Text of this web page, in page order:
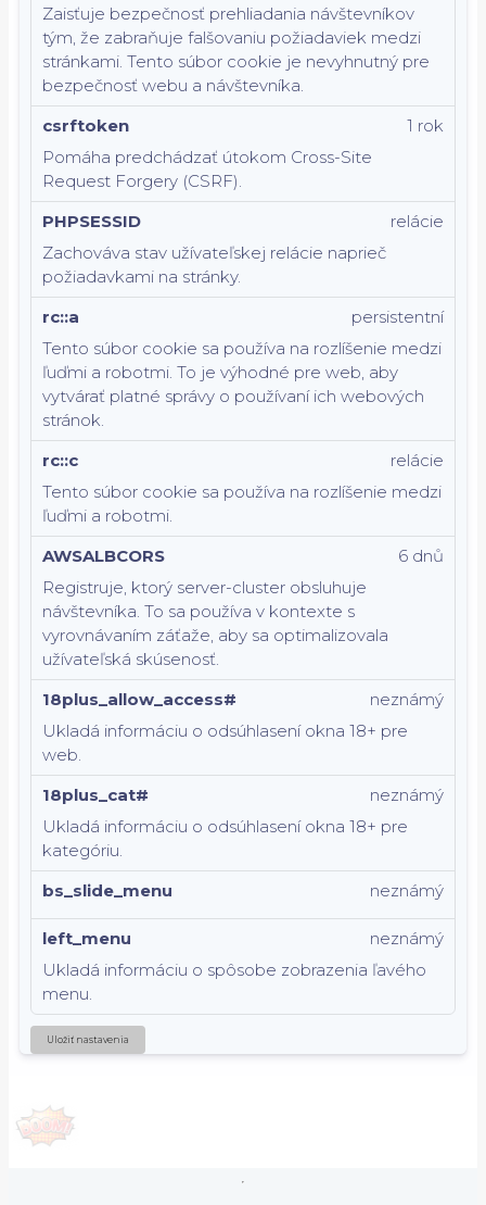
Zaisťuje bezpečnosť prehliadania návštevníkov
tým, že zabraňuje falšovaniu požiadaviek medzi
stránkami. Tento súbor cookie je nevyhnutný pre
bezpečnosť webu a návštevníka.
csrftoken
Pomáha predchádzať útokom Cross-Site
Request Forgery (CSRF).
1 rok
PHPSESSID
Zachováva stav užívateľskej relácie naprieč
požiadavkami na stránky.
relácie
rc::a
Tento súbor cookie sa používa na rozlíšenie medzi
ľuďmi a robotmi. To je výhodné pre web, aby
vytvárať platné správy o používaní ich webových
stránok.
persistentní
rc::c
Tento súbor cookie sa používa na rozlíšenie medzi
ľuďmi a robotmi.
relácie
AWSALBCORS
Registruje, ktorý server-cluster obsluhuje
návštevníka. To sa používa v kontexte s
vyrovnávaním záťaže, aby sa optimalizovala
užívateľská skúsenosť.
6 dnů
18plus_allow_access#
Ukladá informáciu o odsúhlasení okna 18+ pre
web.
neznámý
18plus_cat#
Ukladá informáciu o odsúhlasení okna 18+ pre
kategóriu.
neznámý
bs_slide_menu neznámý
left_menu
Ukladá informáciu o spôsobe zobrazenia ľavého
menu.
neznámý
Uložiť nastavenia